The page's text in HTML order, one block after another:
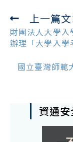
Read
more
articles
上一篇
財團法人大學
辦理「大學入學
國立臺灣師
資通